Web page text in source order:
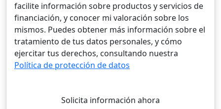
facilite información sobre productos y servicios de
financiación, y conocer mi valoración sobre los
mismos. Puedes obtener más información sobre el
tratamiento de tus datos personales, y cómo
ejercitar tus derechos, consultando nuestra
Política de protección de datos
Solicita información ahora